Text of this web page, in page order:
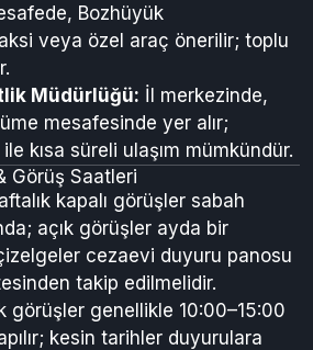
Bozhüyük
veya özel araç önerilir; toplu
Müdürlüğü: İl merkezinde,
mesafesinde yer alır;
kısa süreli ulaşım mümkündür.
Görüş Saatleri
kapalı görüşler sabah
açık görüşler ayda bir
cezaevi duyuru panosu
takip edilmelidir.
görüşler genellikle 10:00–15:00
kesin tarihler duyurulara